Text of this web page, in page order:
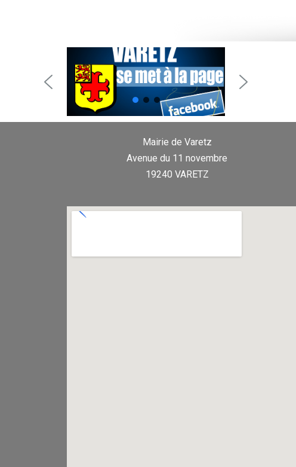
Mairie de Varetz
Avenue du 11 novembre
19240 VARETZ